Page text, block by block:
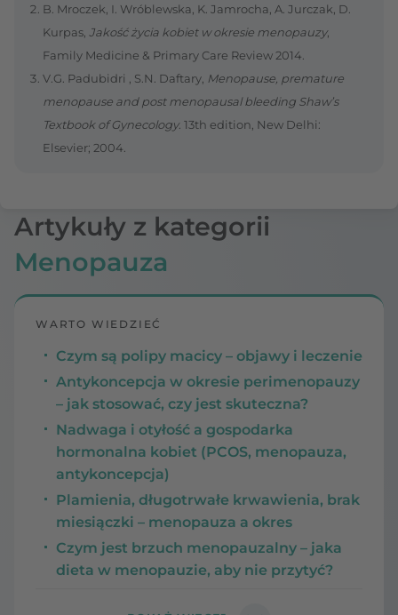
B. Mroczek, I. Wróblewska, K. Jamrocha, A. Jurczak, D.
Kurpas, Jakość życia kobiet w okresie menopauzy,
Family Medicine & Primary Care Review 2014.
V.G. Padubidri , S.N. Daftary, Menopause, premature
menopause and post menopausal bleeding Shaw’s
Textbook of Gynecology. 13th edition, New Delhi:
Elsevier; 2004.
Artykuły z kategorii
Menopauza
WARTO WIEDZIEĆ
Czym są polipy macicy – objawy i leczenie
Antykoncepcja w okresie perimenopauzy
– jak stosować, czy jest skuteczna?
Nadwaga i otyłość a gospodarka
hormonalna kobiet (PCOS, menopauza,
antykoncepcja)
Plamienia, długotrwałe krwawienia, brak
miesiączki – menopauza a okres
Czym jest brzuch menopauzalny – jaka
dieta w menopauzie, aby nie przytyć?